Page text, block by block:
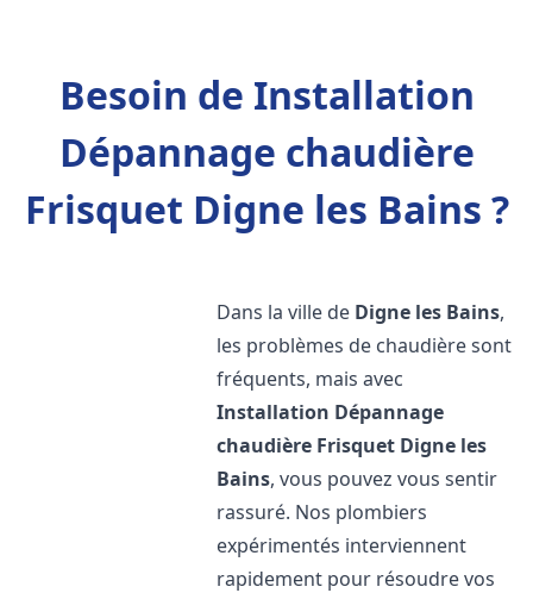
Besoin de Installation
Dépannage chaudière
Frisquet Digne les Bains ?
Dans la ville de Digne les Bains,
les problèmes de chaudière sont
fréquents, mais avec
Installation Dépannage
chaudière Frisquet Digne les
Bains, vous pouvez vous sentir
rassuré. Nos plombiers
expérimentés interviennent
rapidement pour résoudre vos